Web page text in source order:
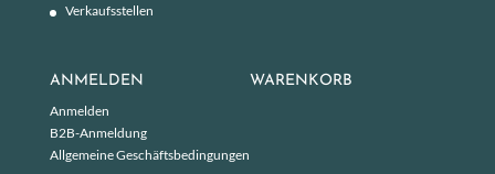
Verkaufsstellen
ANMELDEN
Anmelden
B2B-Anmeldung
Allgemeine Geschäftsbedingungen
WARENKORB